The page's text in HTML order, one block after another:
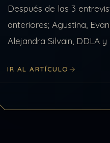
Después de las 3
anteriores; Agustina,
Alejandra Silvain, DDLA y
lectores y oyentes, dentro
IR AL ARTÍCULO